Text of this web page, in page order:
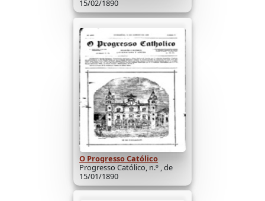
15/02/1890
O Progresso Católico
Progresso Católico, n.º , de
15/01/1890